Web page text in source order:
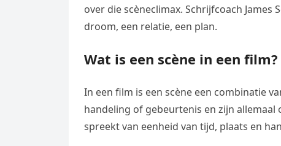
over die scèneclimax. Schrijfcoach James
droom, een relatie, een plan.
Wat is een scène in een film?
In een film is een scène een combinatie
handeling of gebeurtenis en zijn
spreekt van eenheid van tijd, plaats en